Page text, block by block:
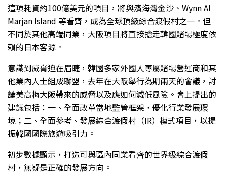
這項耗資約100億美元的項目，將與濱海灣金沙、Wynn Al
Marjan Island 等看齊，成為全球頂級綜合渡假村之一。但
不同於其他高端同業，大阪項目將直接搶走韓國賭場極度依
賴的日本客源。
意識到威脅迫在眉睫，韓國多家外國人專屬賭場營運商和其
他業內人士組成聯盟，去年在大阪舉行為期兩天的會議，討
論美高梅大阪帶來的威脅以及應如何減低風險。會上提出的
建議包括：一、全面改革當地監管框架，優化行業發展環
境；二、全面參考、發展綜合渡假村（IR）模式項目，以提
振韓國國際旅遊吸引力。
初步數據顯示，打造可與區內同業看齊的世界級綜合渡假
村，無疑是正確的發展方向。